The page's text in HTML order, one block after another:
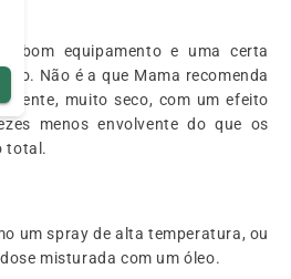
bom equipamento e uma certa
Não é a que Mama recomenda
muito seco, com um efeito
menos envolvente do que os
total.
um spray de alta temperatura, ou
misturada com um óleo.